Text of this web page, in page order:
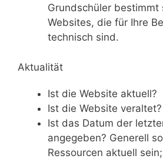
Grundschüler bestimmt
Websites, die für Ihre
technisch sind.
Aktualität
Ist die Website aktuell?
Ist die Website veraltet?
Ist das Datum der
angegeben? Generell
Ressourcen aktuell